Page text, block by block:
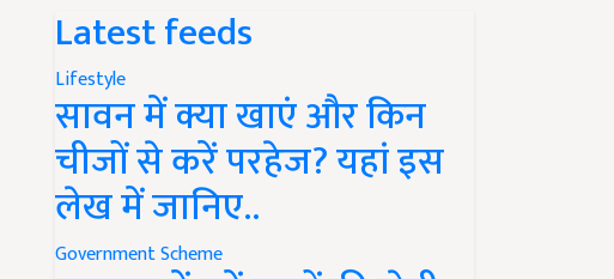
Latest feeds
Lifestyle
सावन में क्या खाएं और किन
चीजों से करें परहेज? यहां इस
लेख में जानिए..
Government Scheme